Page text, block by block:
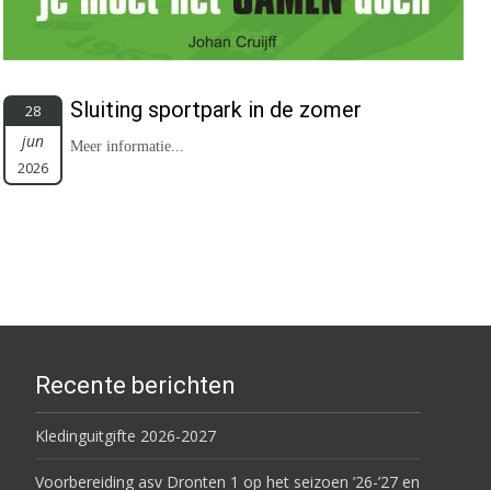
28
jun
2026
Sluiting sportpark in de zomer
Meer informatie...
Recente berichten
Kledinguitgifte 2026-2027
Voorbereiding asv Dronten 1 op het seizoen ’26-’27 en